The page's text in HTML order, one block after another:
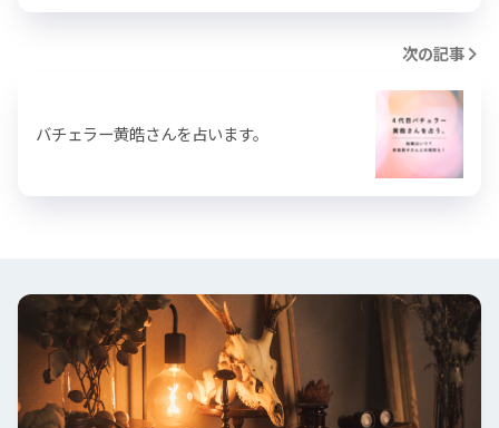
次の記事
バチェラー黄皓さんを占います。